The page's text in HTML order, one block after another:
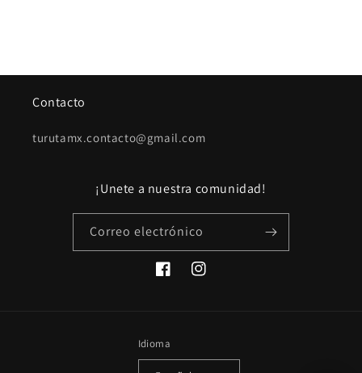
Contacto
turutamx.contacto@gmail.com
¡Unete a nuestra comunidad!
Correo electrónico
FacebookInstagram
Idioma